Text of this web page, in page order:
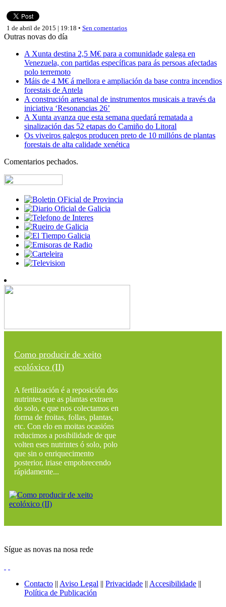
1 de abril de 2015 | 19:18 • Sen comentarios
Outras novas do día
A Xunta destina 2,5 M€ para a comunidade galega en
Venezuela, con partidas específicas para ás persoas afectadas
polo terremoto
Máis de 4 M€ á mellora e ampliación da base contra incendios
forestais de Antela
A construción artesanal de instrumentos musicais a través da
iniciativa ‘Resonancias 26’
A Xunta avanza que esta semana quedará rematada a
sinalización das 52 etapas do Camiño do Litoral
Os viveiros galegos producen preto de 10 millóns de plantas
forestais de alta calidade xenética
Comentarios pechados.
Como producir de xeito
ecolóxico (II)
A fertilización é a reposición dos
nutrintes que as plantas extraen
do solo, e que nos colectamos en
forma de froitas, follas, plantas,
etc. Con elo en moitas ocasións
reducimos a posibilidade de que
volten eses nutrintes ó solo, polo
que sin o enriquecimento
posterior, iriase empobrecendo
rápidamente...
Sígue as novas na nosa rede
Contacto || Aviso Legal || Privacidade || Accesibilidade ||
Política de Publicación